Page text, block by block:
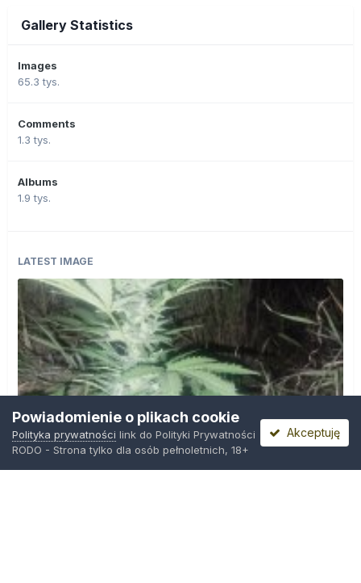
Gallery Statistics
Images
65.3 tys.
Comments
1.3 tys.
Albums
1.9 tys.
LATEST IMAGE
Powiadomienie o plikach cookie
Polityka prywatności link do Polityki Prywatności
RODO - Strona tylko dla osób pełnoletnich, 18+
Akceptuję